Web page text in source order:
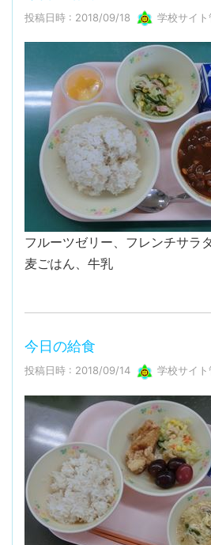
投稿日時 : 2018/09/18 学校サイト
フルーツゼリー、フレンチサラ
麦ごはん、牛乳
今日の給食
投稿日時 : 2018/09/14 学校サイト